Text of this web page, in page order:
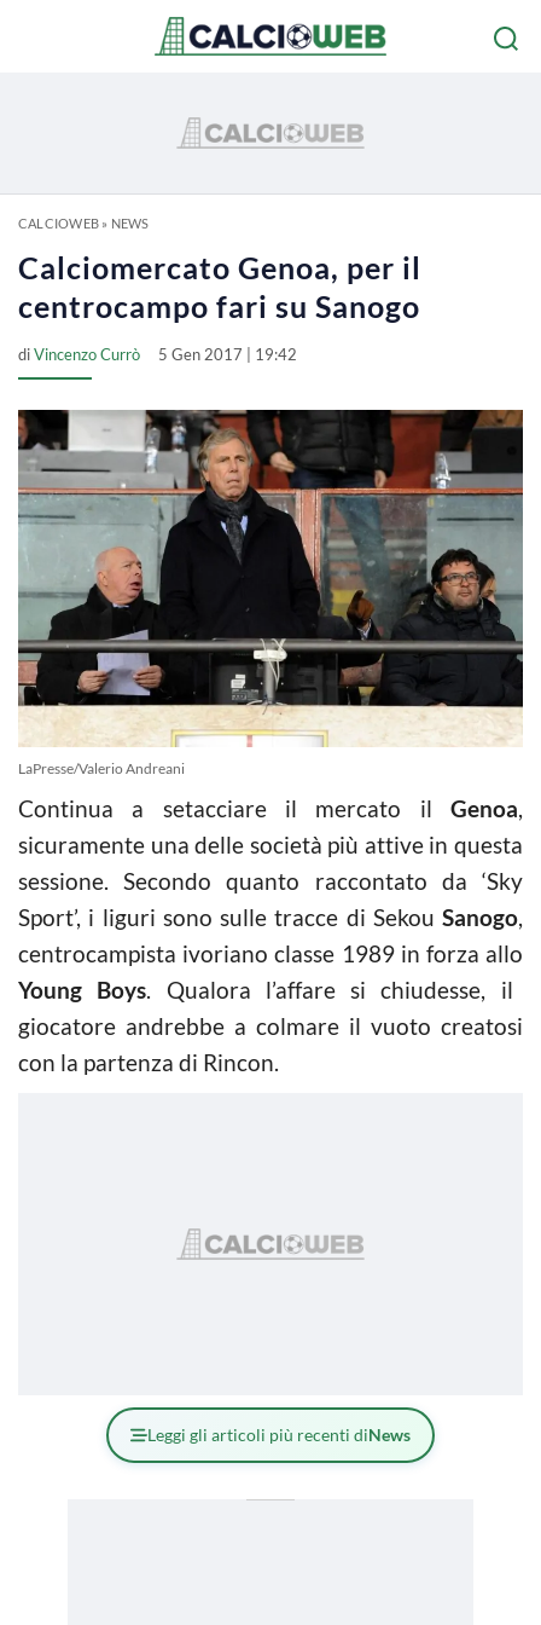
CALCIOWEB» NEWS
Calciomercato Genoa, per il
centrocampo fari su Sanogo
diVincenzo Currò 5 Gen 2017 | 19:42
LaPresse/Valerio Andreani
Continua a setacciare il mercato il Genoa,
sicuramente una delle società più attive in questa
sessione. Secondo quanto raccontato da ‘Sky
Sport’, i liguri sono sulle tracce di Sekou Sanogo,
centrocampista ivoriano classe 1989 in forza allo
Young Boys. Qualora l’affare si chiudesse, il
giocatore andrebbe a colmare il vuoto creatosi
con la partenza di Rincon.
Leggi gli articoli più recenti diNews